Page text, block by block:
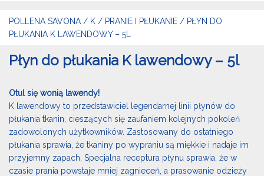
POLLENA SAVONA / K / PRANIE I PŁUKANIE / PŁYN DO
PŁUKANIA K LAWENDOWY – 5L
Płyn do płukania K lawendowy – 5l
Otul się wonią lawendy!
K lawendowy to przedstawiciel legendarnej linii płynów do
płukania tkanin, cieszących się zaufaniem kolejnych pokoleń
zadowolonych użytkowników. Zastosowany do ostatniego
płukania sprawia, że tkaniny po wypraniu są miękkie i nadaje im
przyjemny zapach. Specjalna receptura płynu sprawia, że w
czasie prania powstaje mniej zagnieceń, a prasowanie odzieży